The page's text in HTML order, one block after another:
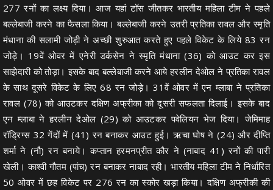
277 रनों का लक्ष्य दिया। आज यहां टॉस जीतकर भारतीय महिला टीम ने पहले
बल्लेबाजी करने का फैसला किया। बल्लेबाजी करने उतरी प्रतिका रावल और स्मृति
मंधाना की सलामी जोड़ी ने अच्छी शुरुआत करते हुए पहले विकेट के लिये 83 रन
जोड़े। 19वें ओवर में एनेरी डर्कसेन ने स्मृति मंधाना (36) को आउट कर इस
साझेदारी को तोड़ा। इसके बाद बल्लेबाजी करने आये हरलीन देओल ने प्रतिका रावल
के साथ दूसरे विकेट के लिए 68 रन जोड़े। 31वें ओवर में एन म्लाबा ने प्रतिका
रावल (78) को आउटकर दक्षिण अफ्रीका को दूसरी सफलता दिलाई। इसके बाद
एन म्लाबा ने हरलीन देओल (29) को आउटकर पवेलियन भेज दिया। जेमिमाह
रॉड्रिग्स 32 गेंदों में (41) रन बनाकर आउट हुई। ऋचा घोष ने (24) और दीप्ति
शर्मा ने (नौ) रन बनाये। कप्तान हरमनप्रीत कौर ने (नाबाद 41) रनों की पारी
खेली। काश्वी गौतम (पांच) रन बनाकर नाबाद रही। भारतीय महिला टीम ने निर्धारित
50 ओवर में छह विकेट पर 276 रन का स्कोर खड़ा किया। दक्षिण अफ्रीकी की